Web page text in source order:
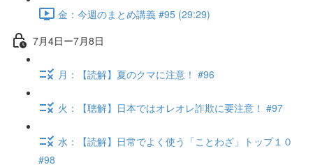
金：今週のまとめ講義 #95 (29:29)
7月4日ー7月8日
月：【読解】夏のクマに注意！ #96
火：【聴解】日本ではオレオレ詐欺に要注意！ #97
水：【読解】日常でよく使う「ことわざ」トップ１０
#98